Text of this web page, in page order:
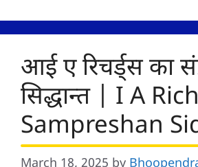
आई ए रिचर्ड्स का
सिद्धान्त | I A
Sampreshan